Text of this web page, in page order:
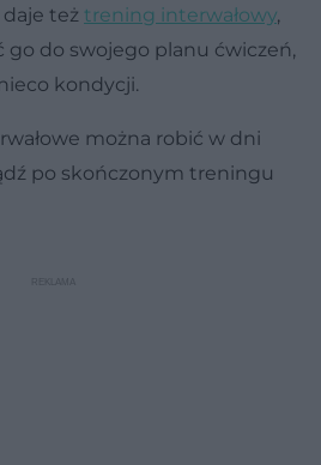
też trening interwałowy,
go do swojego planu ćwiczeń,
kondycji.
można robić w dni
po skończonym treningu